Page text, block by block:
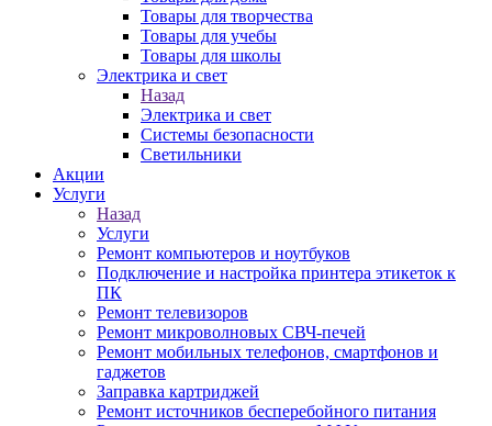
Товары для творчества
Товары для учебы
Товары для школы
Электрика и свет
Назад
Электрика и свет
Системы безопасности
Светильники
Акции
Услуги
Назад
Услуги
Ремонт компьютеров и ноутбуков
Подключение и настройка принтера этикеток к
ПК
Ремонт телевизоров
Ремонт микроволновых СВЧ-печей
Ремонт мобильных телефонов, смартфонов и
гаджетов
Заправка картриджей
Ремонт источников бесперебойного питания